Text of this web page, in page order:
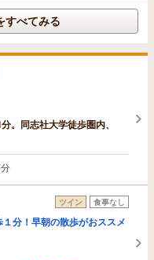
すべてみる
。同志社大学徒歩圏内、
ツイン 食事なし
１分！早朝の散歩がおススメ